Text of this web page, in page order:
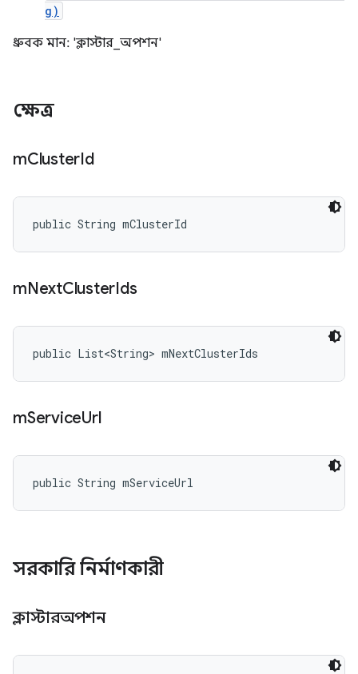
g)
ধ্রুবক মান: 'ক্লাস্টার_অপশন'
ক্ষেত্র
mClusterId
public String mClusterId
mNextClusterIds
public List<String> mNextClusterIds
mServiceUrl
public String mServiceUrl
সরকারি নির্মাণকারী
ক্লাস্টারঅপশন